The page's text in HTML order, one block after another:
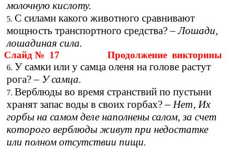
молочную кислоту.
С силами какого животного сравнивают
мощность транспортного средства? –Лошади,
лошадиная сила.
Слайд № 17 Продолжение викторины
У самки или у самца оленя на голове растут
рога? – У самца.
Верблюды во время странствий по пустыни
хранят запас воды в своих горбах? –Нет, Их
горбы на самом деле наполнены салом, за счет
которого верблюды живут при недостатке
или полном отсутствии пищи.